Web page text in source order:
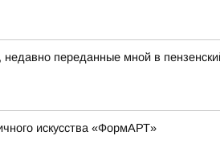
недавно переданные мной в
искусства «ФормАРТ»